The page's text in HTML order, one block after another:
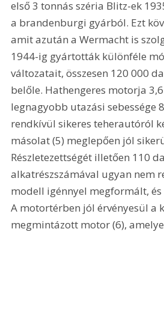
első 3 tonnás széria Blitz-ek
a brandenburgi gyárból. Ezt
amit azután a Wermacht is
1944-ig gyártották különféle
változatait, összesen 120 000
belőle. Hathengeres motorja
legnagyobb utazási sebessége
rendkívül sikeres teherautóról
másolat (5) meglepően jól
Részletezettségét illetően 110
alkatrészszámával ugyan nem
modell igénnyel megformált, és
A motortérben jól érvényesül a
megmintázott motor (6),